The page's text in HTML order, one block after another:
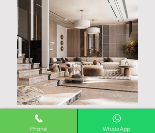
Phone WhatsApp